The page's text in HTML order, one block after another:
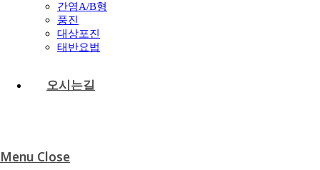
간염A/B형
풍진
대상포진
태반요법
오시는길
Menu Close